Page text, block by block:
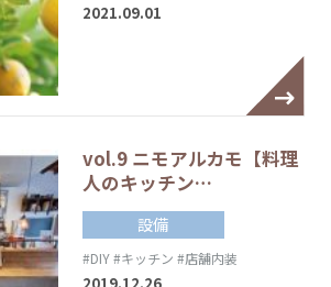
2021.09.01
vol.9 ニモアルカモ【料理
人のキッチン…
設備
#DIY#キッチン #店舗内装
2019.12.26